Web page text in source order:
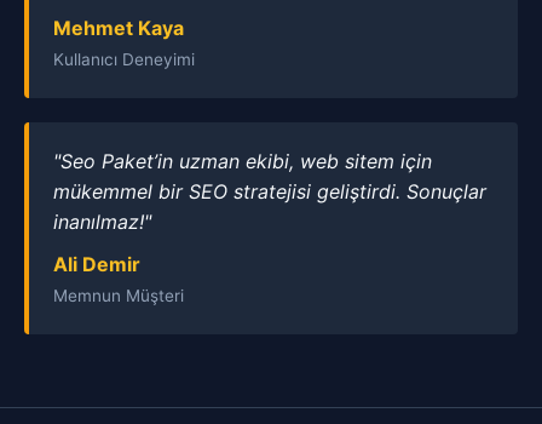
Mehmet Kaya
Kullanıcı Deneyimi
"Seo Paket’in uzman ekibi, web sitem için
mükemmel bir SEO stratejisi geliştirdi. Sonuçlar
inanılmaz!"
Ali Demir
Memnun Müşteri